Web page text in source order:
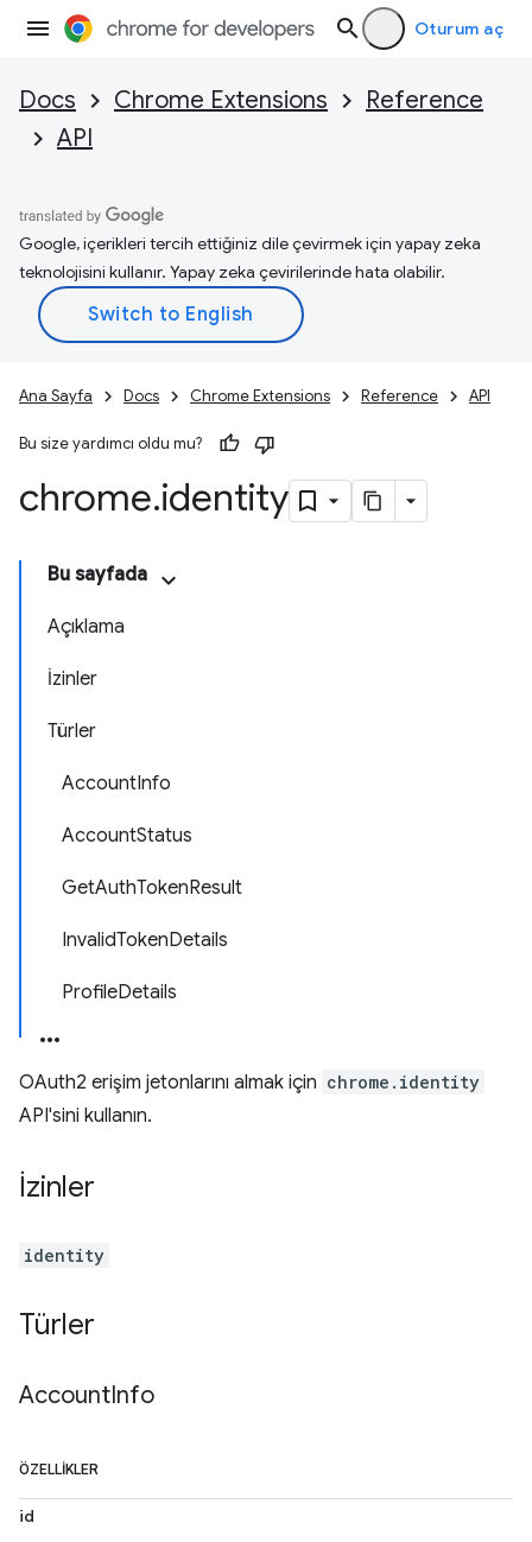
Oturum aç
Docs Chrome Extensions
Reference
API
Google, içerikleri tercih ettiğiniz dile çevirmek için yapay zeka
teknolojisini kullanır. Yapay zeka çevirilerinde hata olabilir.
Ana Sayfa Docs Chrome Extensions Reference API
Bu size yardımcı oldu mu?
chrome.identity
Bu sayfada
Açıklama
İzinler
Türler
AccountInfo
AccountStatus
GetAuthTokenResult
InvalidTokenDetails
ProfileDetails
OAuth2 erişim jetonlarını almak için chrome.identity
API'sini kullanın.
İzinler
identity
Türler
AccountInfo
ÖZELLIKLER
id